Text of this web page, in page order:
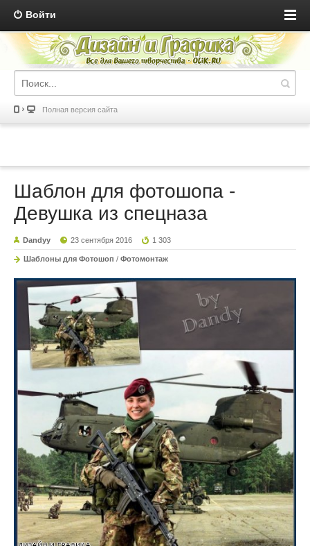
Войти
Полная версия сайта
Шаблон для фотошопа -
Девушка из спецназа
Dandyy 23 сентября 2016 1 303
Шаблоны для Фотошоп / Фотомонтаж